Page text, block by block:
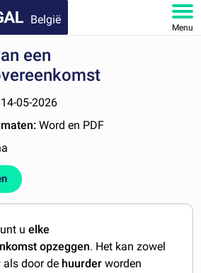
België
Menu
een
14-05-2026
Word en PDF
uelke
opzeggen. Het kan zowel
als door de huurder worden